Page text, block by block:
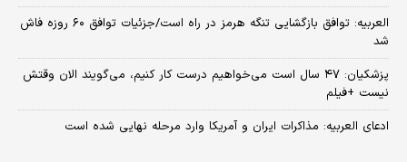
العربیه: توافق بازگشایی تنگه هرمز در راه است/جزئیات توافق ۶۰ روزه فاش
شد
پزشکیان: ۴۷ سال است می‌خواهیم درست کار کنیم، می‌گویند الان وقتش
نیست +فیلم
ادعای العربیه: مذاکرات ایران و آمریکا وارد مرحله نهایی شده است